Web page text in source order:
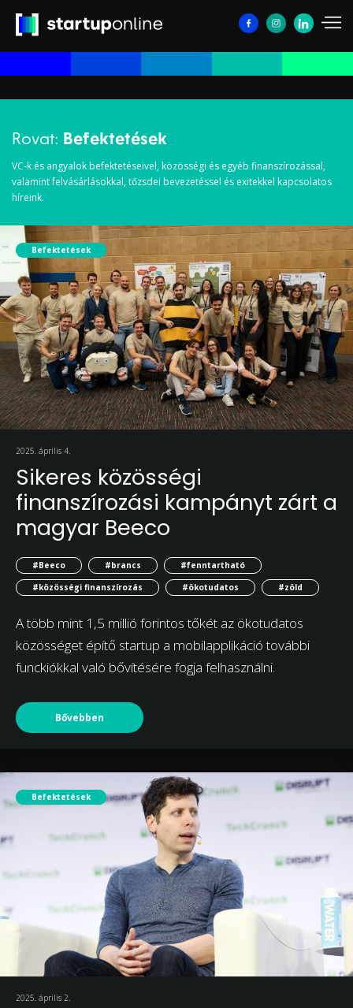
Rovat: Befektetések
VC-k és angyalok befektetéseivel, közösségi és egyéb finanszírozással,
valamint felvásárlásokkal, tőzsdei bevezetéssel és exitekkel kapcsolatos
híreink.
Befektetések
2025. április 4.
Sikeres közösségi
finanszírozási kampányt zárt a
magyar Beeco
#Beeco #brancs
#fenntartható
#közösségi finanszírozás
#ökotudatos #zöld
A több mint 1,5 millió forintos tőkét az ökotudatos
közösséget építő startup a mobilapplikáció további
funckiókkal való bővítésére fogja felhasználni.
Bővebben
Befektetések
2025. április 2.